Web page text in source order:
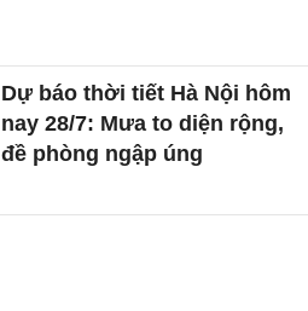
Dự báo thời tiết Hà Nội hôm
nay 28/7: Mưa to diện rộng,
đề phòng ngập úng